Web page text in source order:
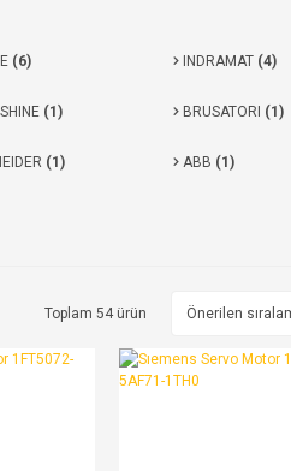
(6) INDRAMAT (4)
(1) BRUSATORI (1)
(1) ABB (1)
Toplam 54 ürün